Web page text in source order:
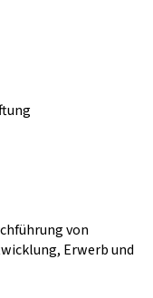
von
Erwerb und